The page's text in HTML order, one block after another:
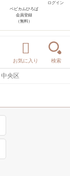
ログイン
ベビカムひろば
会員登録
（無料）
お気に入り 検索
中央区